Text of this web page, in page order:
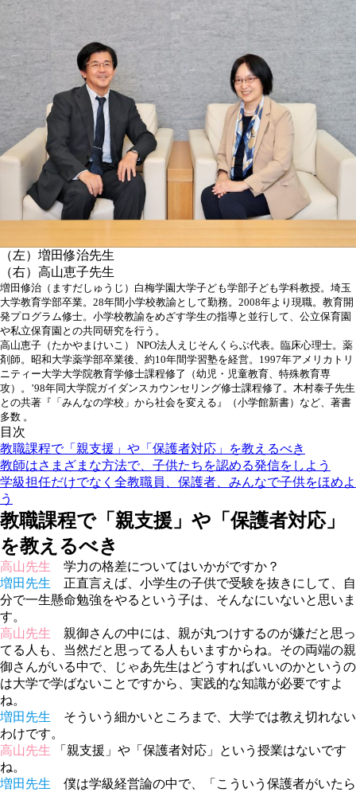
（左）増田修治先生
（右）高山恵子先生
増田修治（ますだしゅうじ）白梅学園大学子ども学部子ども学科教授。埼玉
大学教育学部卒業。28年間小学校教諭として勤務。2008年より現職。教育開
発プログラム修士。小学校教諭をめざす学生の指導と並行して、公立保育園
や私立保育園との共同研究を行う。
高山恵子（たかやまけいこ） NPO法人えじそんくらぶ代表。臨床心理士。薬
剤師。昭和大学薬学部卒業後、約10年間学習塾を経営。1997年アメリカトリ
ニティー大学大学院教育学修士課程修了（幼児・児童教育、特殊教育専
攻）。’98年同大学院ガイダンスカウンセリング修士課程修了。木村泰子先生
との共著『「みんなの学校」から社会を変える』（小学館新書）など、著書
多数 。
目次
教職課程で「親支援」や「保護者対応」を教えるべき
教師はさまざまな方法で、子供たちを認める発信をしよう
学級担任だけでなく全教職員、保護者、みんなで子供をほめよ
う
教職課程で「親支援」や「保護者対応」
を教えるべき
高山先生
学力の格差についてはいかがですか？
増田先生 正直言えば、小学生の子供で受験を抜きにして、自
分で一生懸命勉強をやるという子は、そんなにいないと思いま
す。
高山先生
親御さんの中には、親が丸つけするのが嫌だと思っ
てる人も、当然だと思ってる人もいますからね。その両端の親
御さんがいる中で、じゃあ先生はどうすればいいのかというの
は大学で学ばないことですから、実践的な知識が必要ですよ
ね。
増田先生 そういう細かいところまで、大学では教え切れない
わけです。
高山先生
「親支援」や「保護者対応」という授業はないです
ね。
増田先生 僕は学級経営論の中で、「こういう保護者がいたら